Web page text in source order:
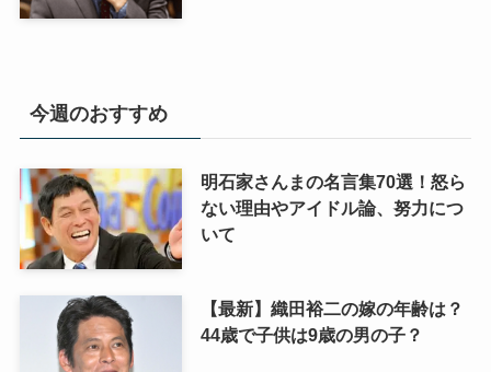
今週のおすすめ
明石家さんまの名言集70選！怒ら
ない理由やアイドル論、努力につ
いて
【最新】織田裕二の嫁の年齢は？
44歳で子供は9歳の男の子？